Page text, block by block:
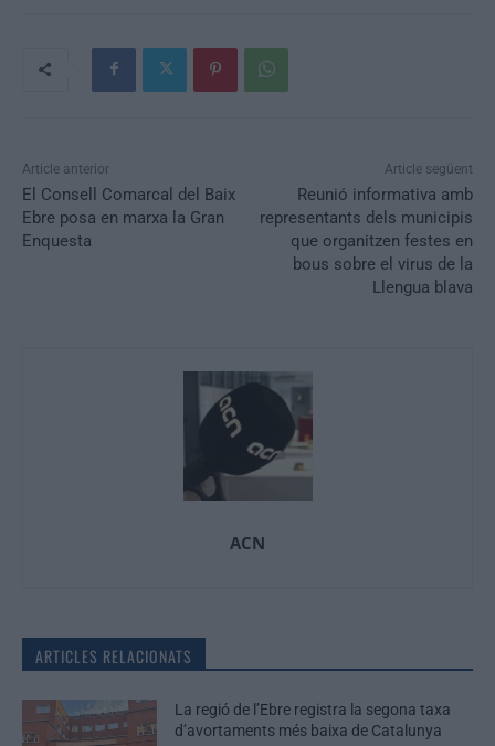
Article anterior
El Consell Comarcal del Baix
Ebre posa en marxa la Gran
Enquesta
Article següent
Reunió informativa amb
representants dels municipis
que organitzen festes en
bous sobre el virus de la
Llengua blava
ACN
ARTICLES RELACIONATS
La regió de l’Ebre registra la segona taxa
d’avortaments més baixa de Catalunya